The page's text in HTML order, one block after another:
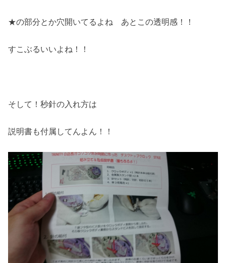
★の部分とか穴開いてるよね あとこの透明感！！
すこぶるいいよね！！
そして！秒針の入れ方は
説明書も付属してんよん！！